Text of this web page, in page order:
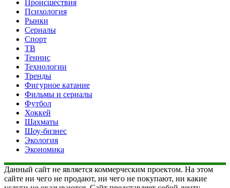
Происшествия
Психология
Рынки
Сериалы
Спорт
ТВ
Теннис
Технологии
Тренды
Фигурное катание
Фильмы и сериалы
Футбол
Хоккей
Шахматы
Шоу-бизнес
Экология
Экономика
Данный сайт не является коммерческим проектом. На этом
сайте ни чего не продают, ни чего не покупают, ни какие